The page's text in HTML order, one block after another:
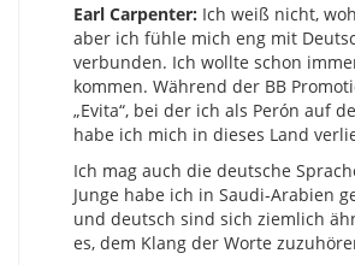
Earl Carpenter: Ich weiß nicht,
aber ich fühle mich eng mit
verbunden. Ich wollte schon
kommen. Während der BB
„Evita“, bei der ich als Perón auf
habe ich mich in dieses Land
Ich mag auch die deutsche
Junge habe ich in Saudi-Arabien
und deutsch sind sich ziemlich
es, dem Klang der Worte